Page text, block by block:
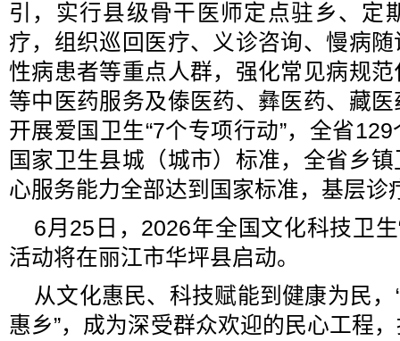
引，实行县级骨干医师定点驻乡、定
疗，组织巡回医疗、义诊咨询、慢病
性病患者等重点人群，强化常见病规
等中医药服务及傣医药、彝医药、藏
开展爱国卫生“7个专项行动”，全省
国家卫生县城（城市）标准，全省乡
心服务能力全部达到国家标准，基层诊
6月25日，2026年全国文化科技卫
活动将在丽江市华坪县启动。
从文化惠民、科技赋能到健康为民，
惠乡”，成为深受群众欢迎的民心工程